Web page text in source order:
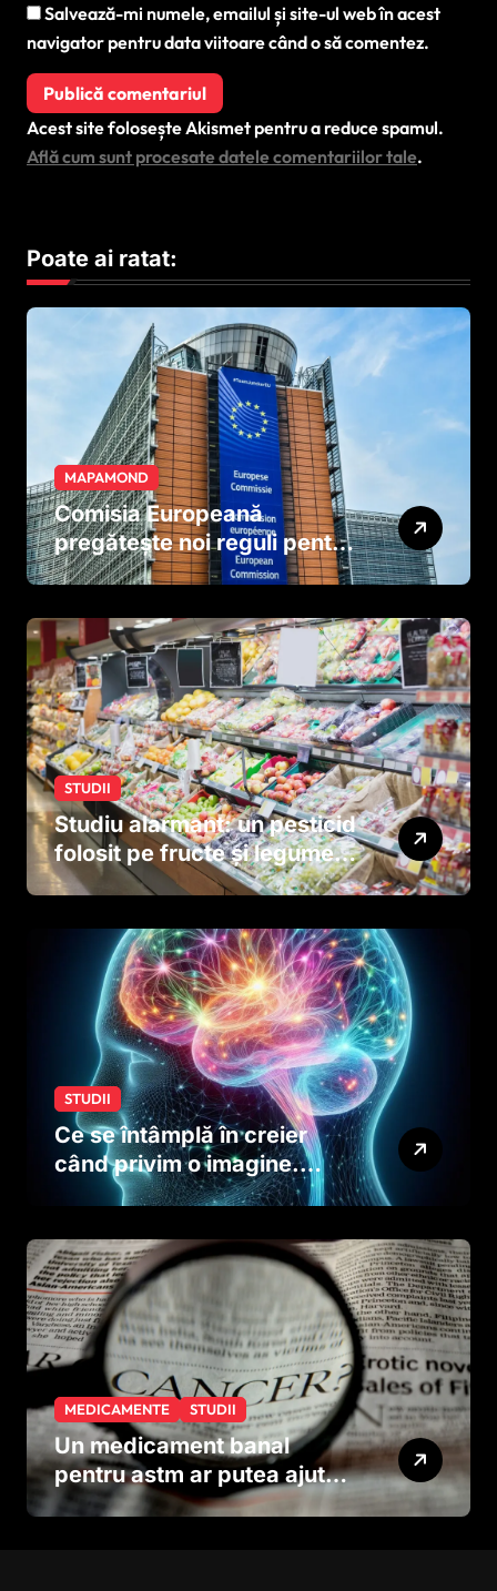
Salvează-mi numele, emailul și site-ul web în acest
navigator pentru data viitoare când o să comentez.
Acest site folosește Akismet pentru a reduce spamul.
Află cum sunt procesate datele comentariilor tale.
Poate ai ratat:
MAPAMOND
Comisia Europeană
pregătește noi reguli pentru
tutun și țigările electronice
STUDII
Studiu alarmant: un pesticid
folosit pe fructe și legume
ar putea afecta dezvoltarea
dinainte de naștere
STUDII
Ce se întâmplă în creier
când privim o imagine.
Studiul care explică rolul
MEDICAMENTE STUDII
Un medicament banal
pentru astm ar putea ajuta
în lupta împotriva